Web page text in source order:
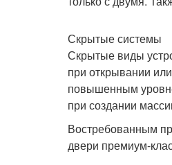
Скрытые системы
Скрытые виды
при открывании
повышенным
при создании
Востребованным
двери премиум-